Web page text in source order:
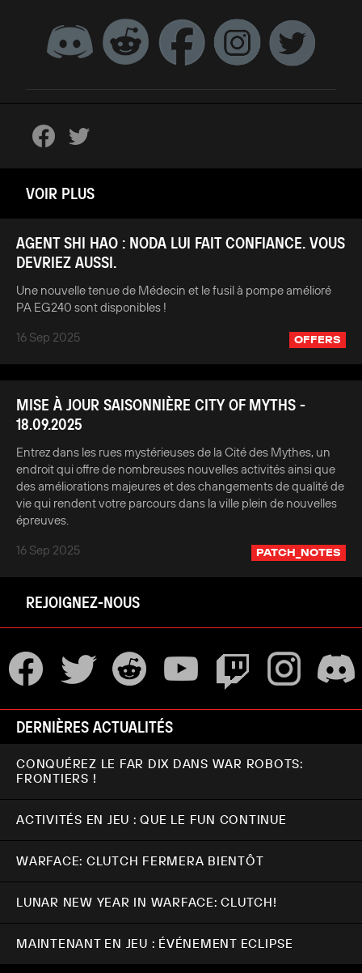
VOIR PLUS
AGENT SHI HAO : NODA LUI FAIT CONFIANCE. VOUS
DEVRIEZ AUSSI.
Une nouvelle tenue de Médecin et le fusil à pompe amélioré
PA EG240 sont disponibles !
16 Sep 2025
OFFERS
MISE À JOUR SAISONNIÈRE CITY OF MYTHS -
18.09.2025
Entrez dans les rues mystérieuses de la Cité des Mythes, un
endroit qui offre de nombreuses nouvelles activités ainsi que
des améliorations majeures et des changements de qualité de
vie qui rendent votre parcours dans la ville plein de nouvelles
épreuves.
16 Sep 2025
PATCH_NOTES
REJOIGNEZ-NOUS
DERNIÈRES ACTUALITÉS
CONQUÉREZ LE FAR DIX DANS WAR ROBOTS:
FRONTIERS !
ACTIVITÉS EN JEU : QUE LE FUN CONTINUE
WARFACE: CLUTCH FERMERA BIENTÔT
LUNAR NEW YEAR IN WARFACE: CLUTCH!
MAINTENANT EN JEU : ÉVÉNEMENT ECLIPSE